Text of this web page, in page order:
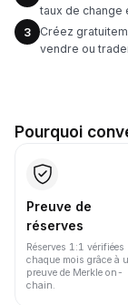
taux de change
3
Créez
vendre ou
Pourquoi
Preuve de
réserves
Réserves 1:1 vérifiées
chaque mois grâce à
preuve de Merkle on-
chain.